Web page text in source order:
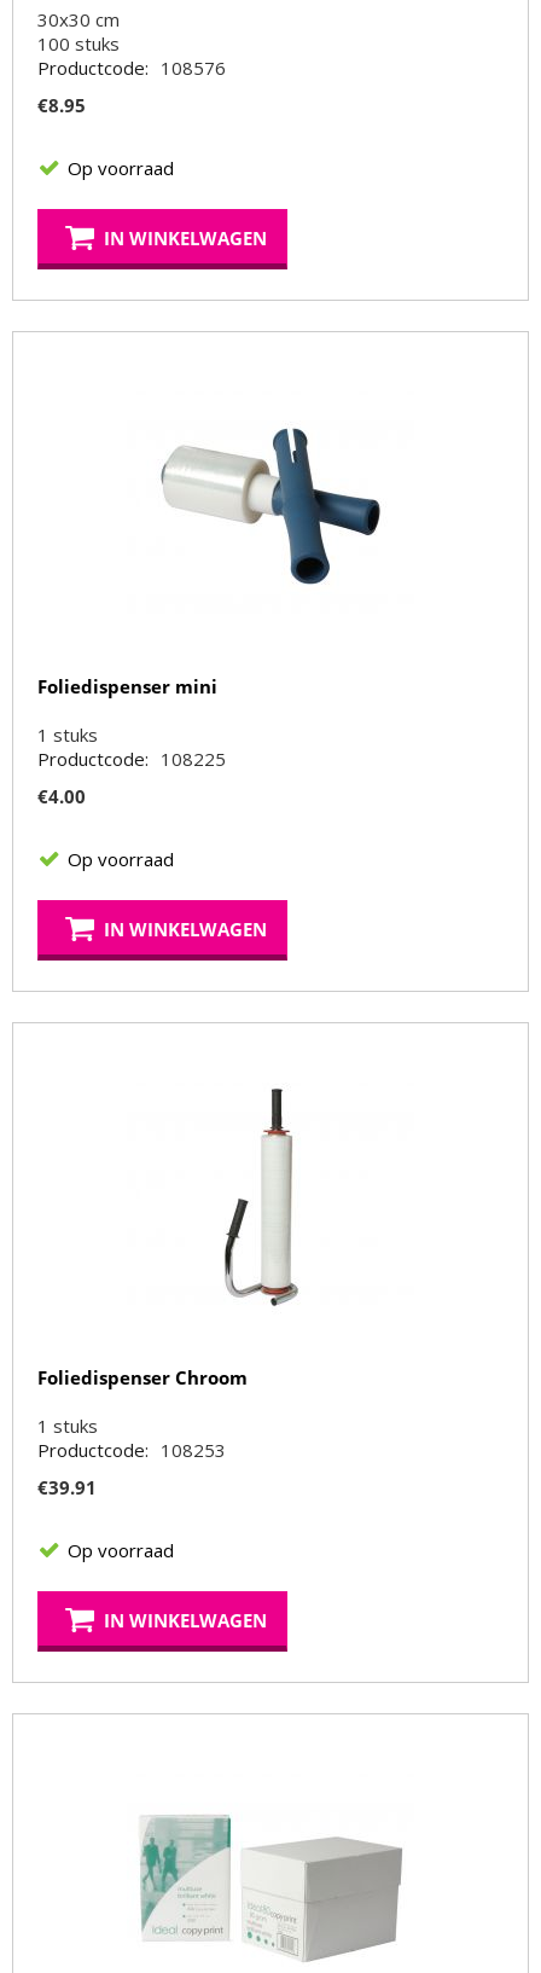
30x30 cm
100 stuks
Productcode: 108576
€8.95
Op voorraad
IN WINKELWAGEN
Foliedispenser mini
1 stuks
Productcode: 108225
€4.00
Op voorraad
IN WINKELWAGEN
Foliedispenser Chroom
1 stuks
Productcode: 108253
€39.91
Op voorraad
IN WINKELWAGEN